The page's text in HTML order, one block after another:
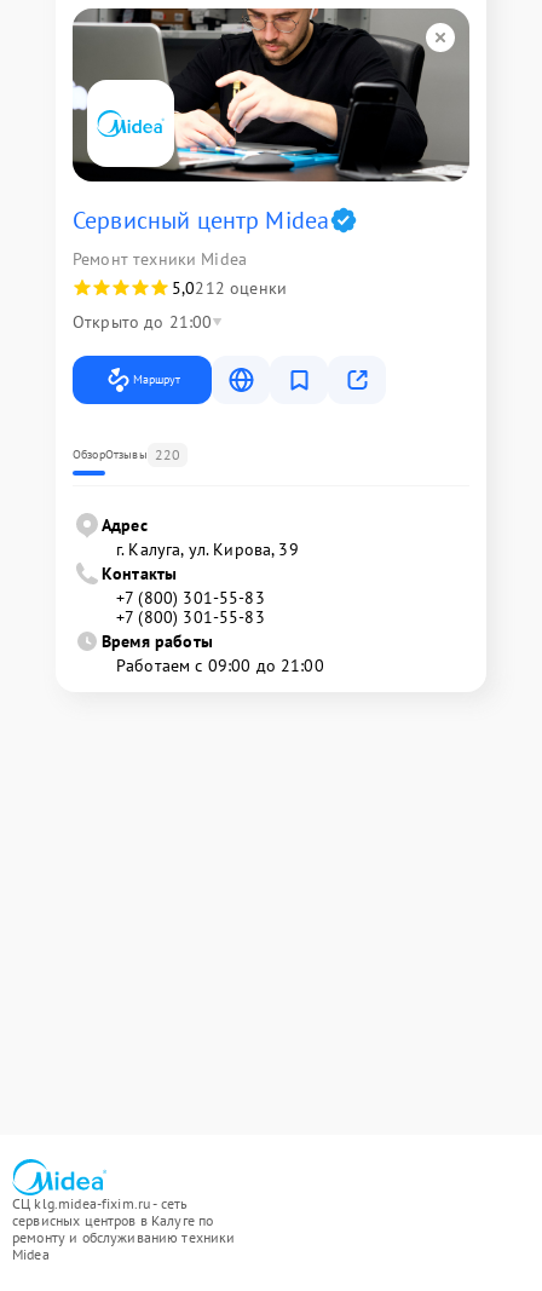
Сервисный центр Midea
Ремонт техники Midea
5,0212 оценки
Открыто до 21:00
Маршрут
ОбзорОтзывы 220
Адрес
г. Калуга, ул. Кирова, 39
Контакты
+7 (800) 301-55-83
+7 (800) 301-55-83
Время работы
Работаем с 09:00 до 21:00
СЦ klg.midea-fixim.ru - сеть
сервисных центров в Калуге по
ремонту и обслуживанию техники
Midea